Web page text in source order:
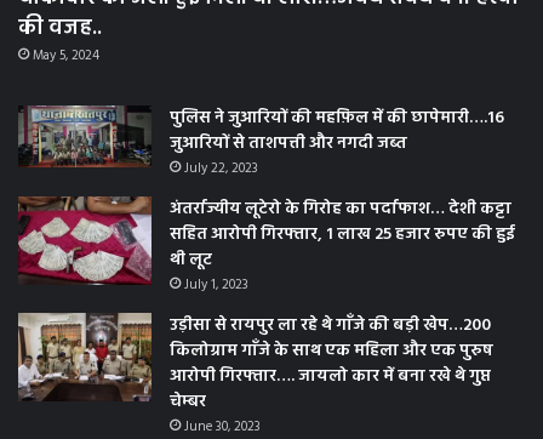
की वजह..
May 5, 2024
पुलिस ने जुआरियों की महफ़िल में की छापेमारी….16
जुआरियों से ताशपत्ती और नगदी जब्त
July 22, 2023
अंतर्राज्यीय लूटेरो के गिरोह का पर्दाफाश… देशी कट्टा
सहित आरोपी गिरफ्तार, 1 लाख 25 हजार रुपए की हुई
थी लूट
July 1, 2023
उड़ीसा से रायपुर ला रहे थे गाँजे की बड़ी खेप…200
किलोग्राम गाँजे के साथ एक महिला और एक पुरुष
आरोपी गिरफ्तार…. जायलो कार में बना रखे थे गुप्त
चेम्बर
June 30, 2023